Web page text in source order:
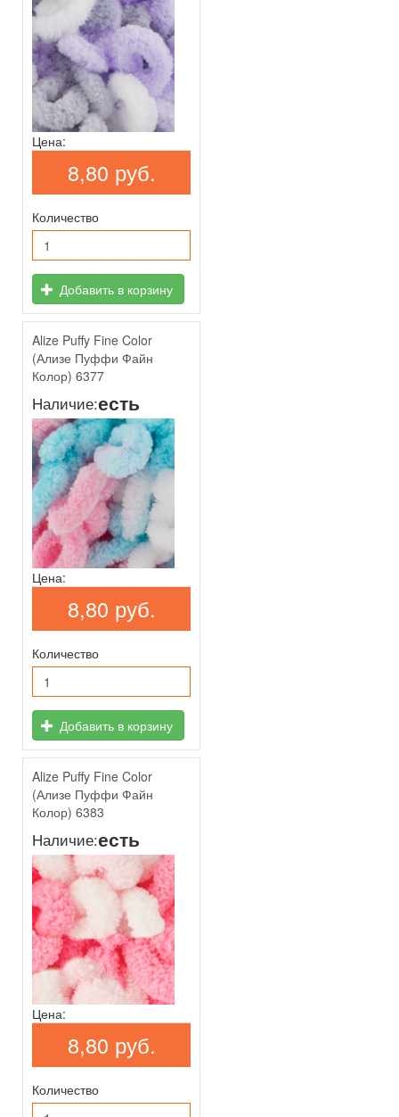
Цена:
8,80 руб.
Количество
Добавить в корзину
Alize Puffy Fine Color
(Ализе Пуффи Файн
Колор) 6377
Наличие:есть
Цена:
8,80 руб.
Количество
Добавить в корзину
Alize Puffy Fine Color
(Ализе Пуффи Файн
Колор) 6383
Наличие:есть
Цена:
8,80 руб.
Количество